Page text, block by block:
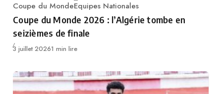
Category
Coupe du MondeEquipes Nationales
Coupe du Monde 2026 : l’Algérie tombe en
seizièmes de finale
Publié
3 juillet 20261 min lire